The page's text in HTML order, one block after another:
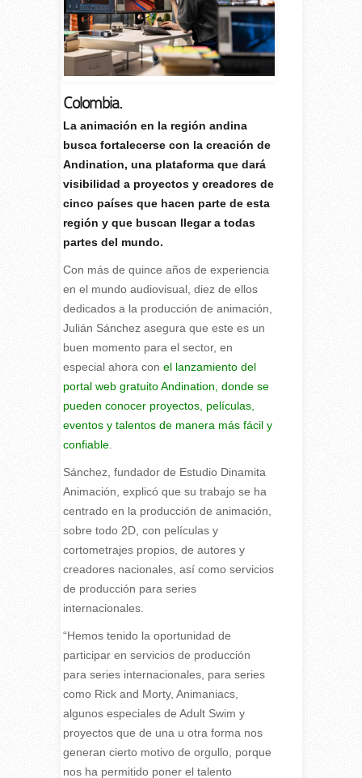
Colombia.
La animación en la región andina
busca fortalecerse con la creación de
Andination, una plataforma que dará
visibilidad a proyectos y creadores de
cinco países que hacen parte de esta
región y que buscan llegar a todas
partes del mundo.
Con más de quince años de experiencia
en el mundo audiovisual, diez de ellos
dedicados a la producción de animación,
Julián Sánchez asegura que este es un
buen momento para el sector, en
especial ahora con el lanzamiento del
portal web gratuito Andination, donde se
pueden conocer proyectos, películas,
eventos y talentos de manera más fácil y
confiable.
Sánchez, fundador de Estudio Dinamita
Animación, explicó que su trabajo se ha
centrado en la producción de animación,
sobre todo 2D, con películas y
cortometrajes propios, de autores y
creadores nacionales, así como servicios
de producción para series
internacionales.
“Hemos tenido la oportunidad de
participar en servicios de producción
para series internacionales, para series
como Rick and Morty, Animaniacs,
algunos especiales de Adult Swim y
proyectos que de una u otra forma nos
generan cierto motivo de orgullo, porque
nos ha permitido poner el talento